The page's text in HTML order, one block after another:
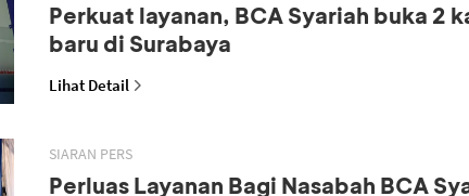
Perkuat layanan, BCA Syariah buka 2
baru di Surabaya
Lihat Detail
SIARAN PERS
Perluas Layanan Bagi Nasabah BCA